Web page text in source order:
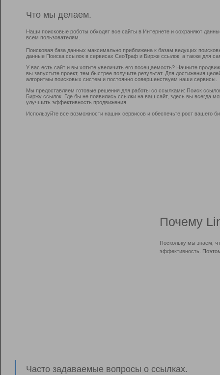
Что мы делаем.
Наши поисковые роботы обходят все сайты в Интернете и сохраняют
всем пользователям.
Поисковая база данных максимально приближена к базам ведущих
данные Поиска ссылок в сервисах СеоТраф и Бирже ссылок, а также для
У вас есть сайт и вы хотите увеличить его посещаемость? Начните
вы запустите проект, тем быстрее получите результат. Для достижения
алгоритмы поисковых систем и постоянно совершенствуем наши сервисы.
Мы предоставляем готовые решения для работы со ссылками: Поиск
Биржу ссылок. Где бы не появились ссылки на ваш сайт, здесь вы всегда
улучшить эффективность продвижения.
Используйте все возможности наших сервисов и обеспечьте рост вашего
Почему
Поскольку мы знаем,
эффективность.
Часто задаваемые вопросы о ссылках.